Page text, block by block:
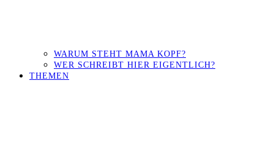
WARUM STEHT MAMA KOPF?
WER SCHREIBT HIER EIGENTLICH?
THEMEN